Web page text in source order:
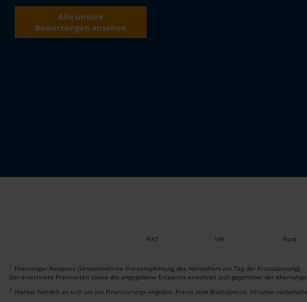
Alle unsere
Bewertungen ansehen
FIAT VW Ford
1 Ehemaliger Neupreis (Unverbindliche Preisempfehlung des Herstellers am Tag der Erstzulassung).
Der errechnete Preisvorteil sowie die angegebene Ersparnis errechnet sich gegenüber der
2 Hierbei handelt es sich um ein Finanzierungs-Angebot. Preise sind Bruttopreise. Irrtümer